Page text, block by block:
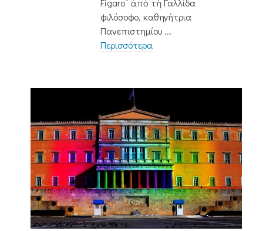
Figaro” ἀπὸ τὴ Γαλλίδα
φιλόσοφο, καθηγήτρια
Πανεπιστημίου ...
Περισσότερα